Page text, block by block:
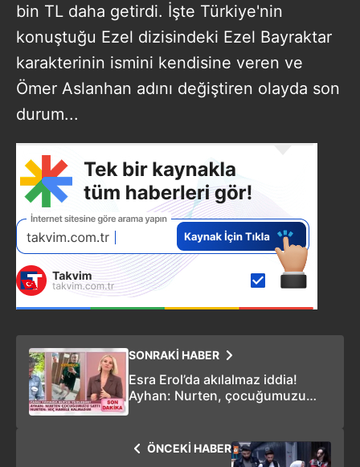
bin TL daha getirdi. İşte Türkiye'nin
konuştuğu Ezel dizisindeki Ezel Bayraktar
karakterinin ismini kendisine veren ve
Ömer Aslanhan adını değiştiren olayda son
durum...
SONRAKİ HABER
Esra Erol’da akılalmaz iddia!
Ayhan: Nurten, çocuğumuzu
ÖNCEKİ HABER